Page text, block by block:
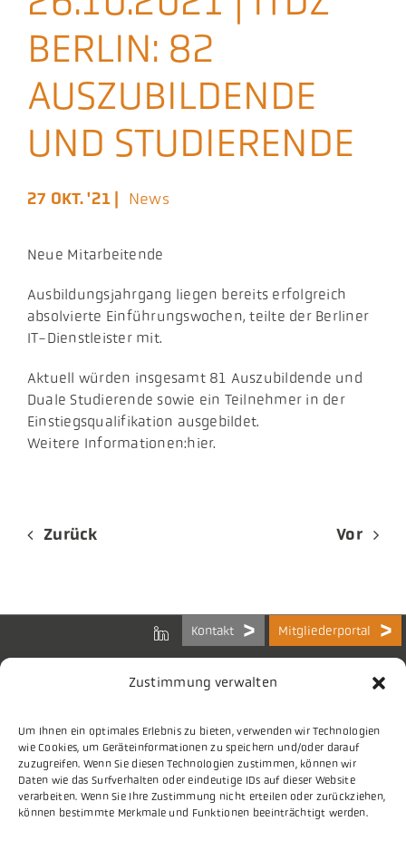
Zustimmung verwalten
Um Ihnen ein optimales Erlebnis zu bieten, verwenden wir Technologien
wie Cookies, um Geräteinformationen zu speichern und/oder darauf
zuzugreifen. Wenn Sie diesen Technologien zustimmen, können wir
Daten wie das Surfverhalten oder eindeutige IDs auf dieser Website
verarbeiten. Wenn Sie Ihre Zustimmung nicht erteilen oder zurückziehen,
können bestimmte Merkmale und Funktionen beeinträchtigt werden.
Aktuelles
Podcast
BERLIN: 82
AUSZUBILDENDE
UND STUDIERENDE
27 OKT. '21 | News
Neue Mitarbeitende
​Ausbildungsjahrgang liegen bereits erfolgreich
absolvierte Einführungswochen, teilte der Berliner
IT-Dienstleister mit.
Aktuell würden insgesamt 81 Auszubildende und
Duale Studierende sowie ein Teilnehmer in der
Einstiegsqualifikation ausgebildet.
Weitere Informationen:hier.
Zurück Vor
Kontakt Mitgliederportal
Bundes-Arbeitsgemeinschaft
der Kommunalen IT-Dienstleister e.V.
Charlottenstraße 65
10117 Berlin